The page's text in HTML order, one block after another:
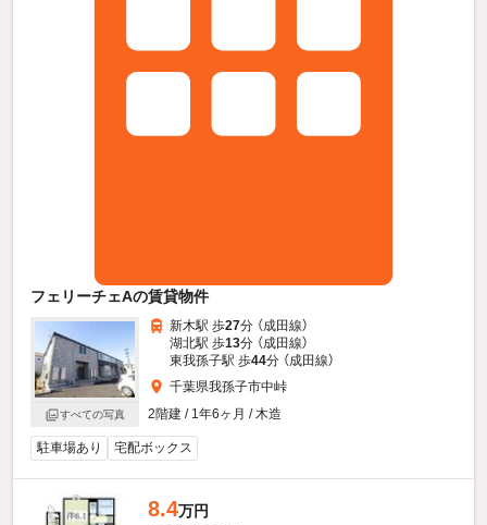
フェリーチェAの賃貸物件
すべての写真
新木駅 歩27分 （成田線）
湖北駅 歩13分 （成田線）
東我孫子駅 歩44分 （成田線）
千葉県我孫子市中峠
2階建 / 1年6ヶ月 / 木造
駐車場あり 宅配ボックス
8.4万円